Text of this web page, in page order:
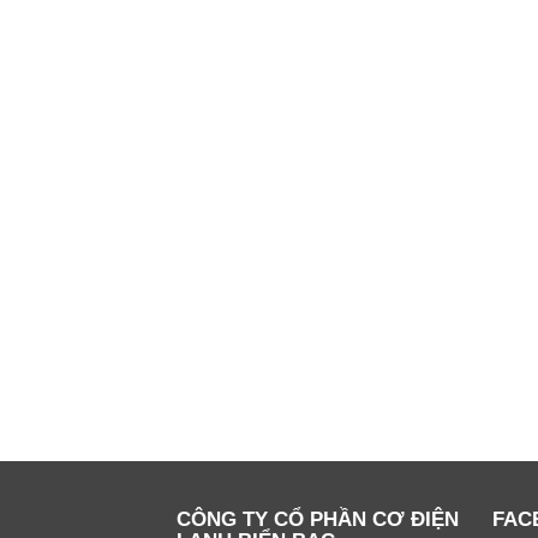
CÔNG TY CỔ PHẦN CƠ ĐIỆN